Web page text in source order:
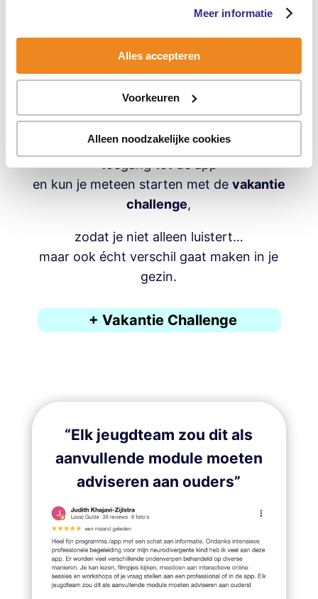
Meer informatie
Alles accepteren
Voorkeuren
Alleen noodzakelijke cookies
Dit zeggen andere
Deze ervaringen komen van ouders die
werken met de OpvoedApp,
waar deze masterclass onderdeel van is.
Wanneer je deelneemt, krijg je tijdelijk
toegang tot de app
en kun je meteen starten met de vakantie
challenge,
zodat je niet alleen luistert…
maar ook écht verschil gaat maken in je
gezin.
+ Vakantie Challenge
“Elk jeugdteam zou dit als
aanvullende module moeten
adviseren aan ouders”